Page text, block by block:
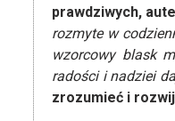
prawdziwych,
rozmyte w
wzorcowy blask
radości i nadziei
zrozumieć i